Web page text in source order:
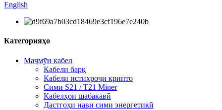
English
Категорияҳо
Маҷмӯи кабел
Кабели барқ
Кабели истихроҷи крипто
Сими S21 / T21 Miner
Кабелҳои шабакавӣ
Дастгоҳи нави сими энергетикӣ